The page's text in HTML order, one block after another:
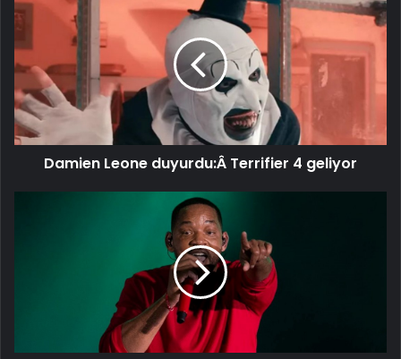
Leone
duyurdu:Â Terrifier
4
geliyor
Damien Leone duyurdu:Â Terrifier 4 geliyor